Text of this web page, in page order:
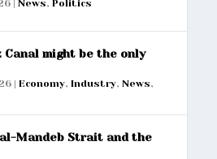
|News,Politics
Canal might be the only
|Economy,Industry,News,
al-Mandeb Strait and the